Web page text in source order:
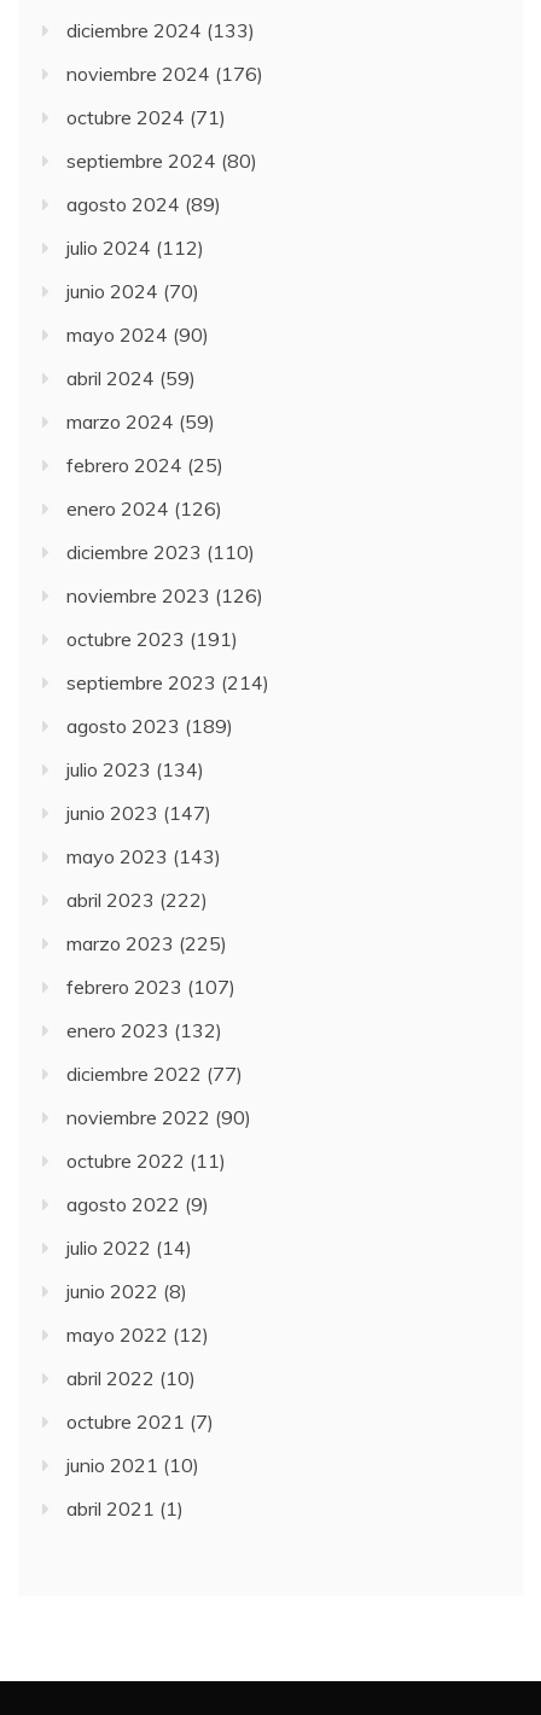
diciembre 2024 (133)
noviembre 2024 (176)
octubre 2024 (71)
septiembre 2024 (80)
agosto 2024 (89)
julio 2024 (112)
junio 2024 (70)
mayo 2024 (90)
abril 2024 (59)
marzo 2024 (59)
febrero 2024 (25)
enero 2024 (126)
diciembre 2023 (110)
noviembre 2023 (126)
octubre 2023 (191)
septiembre 2023 (214)
agosto 2023 (189)
julio 2023 (134)
junio 2023 (147)
mayo 2023 (143)
abril 2023 (222)
marzo 2023 (225)
febrero 2023 (107)
enero 2023 (132)
diciembre 2022 (77)
noviembre 2022 (90)
octubre 2022 (11)
agosto 2022 (9)
julio 2022 (14)
junio 2022 (8)
mayo 2022 (12)
abril 2022 (10)
octubre 2021 (7)
junio 2021 (10)
abril 2021 (1)